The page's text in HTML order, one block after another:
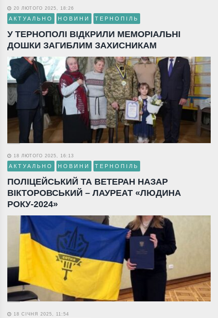
20 ЛЮТОГО 2025, 18:26
АКТУАЛЬНО НОВИНИ ТЕРНОПІЛЬ
У ТЕРНОПОЛІ ВІДКРИЛИ МЕМОРІАЛЬНІ
ДОШКИ ЗАГИБЛИМ ЗАХИСНИКАМ
18 ЛЮТОГО 2025, 16:13
АКТУАЛЬНО НОВИНИ ТЕРНОПІЛЬ
ПОЛІЦЕЙСЬКИЙ ТА ВЕТЕРАН НАЗАР
ВІКТОРОВСЬКИЙ – ЛАУРЕАТ «ЛЮДИНА
РОКУ-2024»
18 СІЧНЯ 2025, 11:54